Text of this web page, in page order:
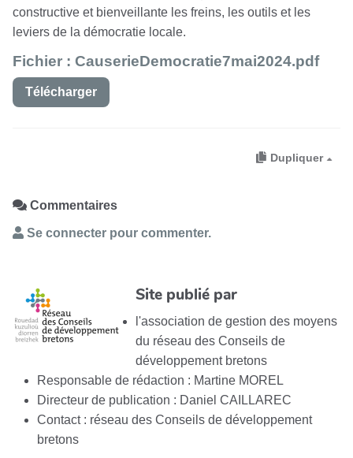
constructive et bienveillante les freins, les outils et les
leviers de la démocratie locale.
Fichier : CauserieDemocratie7mai2024.pdf
Télécharger
Dupliquer
Commentaires
Se connecter pour commenter.
Site publié par
l'association de gestion des moyens
du réseau des Conseils de
développement bretons
Responsable de rédaction : Martine MOREL
Directeur de publication : Daniel CAILLAREC
Contact : réseau des Conseils de développement
bretons